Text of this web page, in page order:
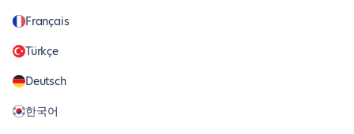
Français
Türkçe
Deutsch
한국어